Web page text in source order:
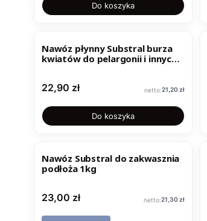
Do koszyka
Nawóz płynny Substral burza
kwiatów do pelargonii i innych
Cena
22,90 zł Cena
21,20 zł
Do koszyka
Nawóz Substral do zakwasznia
podłoża 1kg
Cena
23,00 zł Cena
21,30 zł